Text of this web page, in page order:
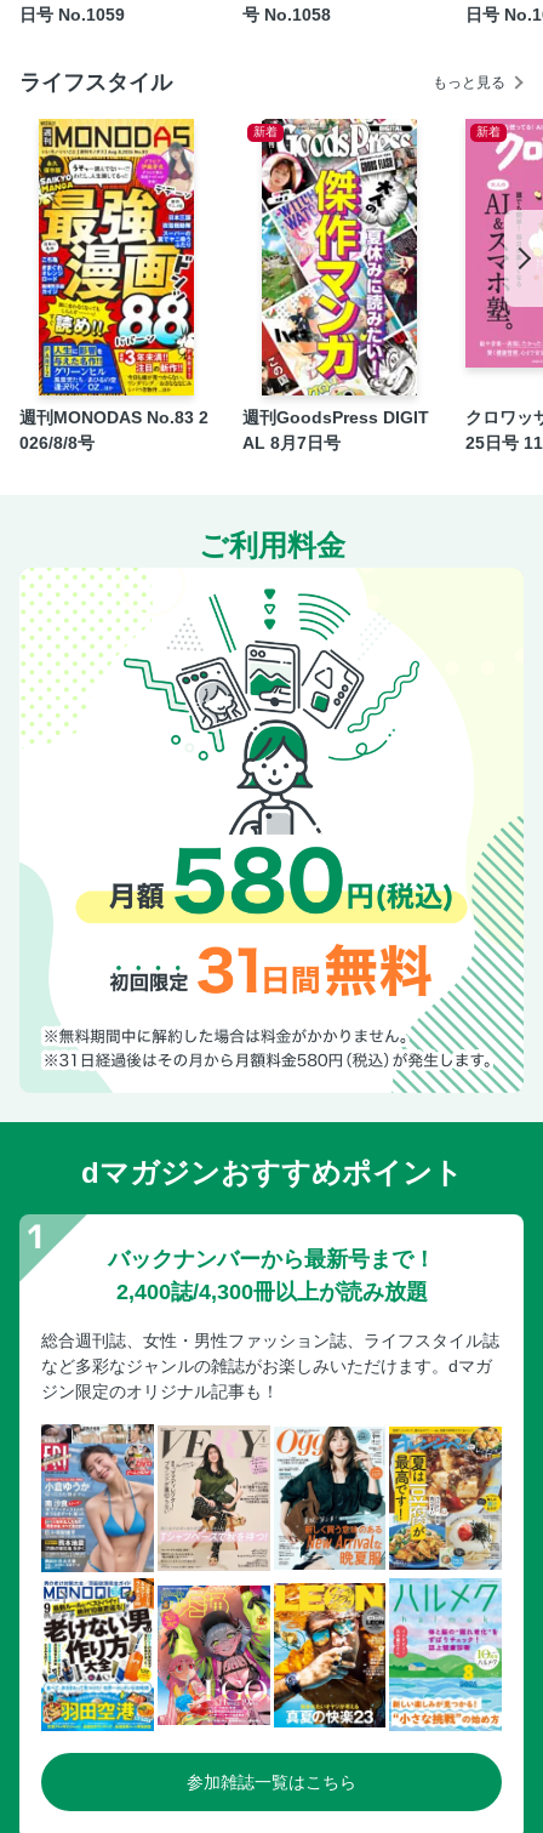
Book in Book MY IDOL SONG PLAYLIST 現役アイドルの
変わる、ファンダムという渦。
私が好きなロコドル。 奈良美智／掟ポルシェ
自社広 1
Brutus Best Bets 新製品情報 1
Brutus Best Bets 新製品情報 2
Brutus Best Bets 新製品情報 3
BRUTUS WATCH ACADEMY 52 モリッツ・グロスマン
Brutus Best Beauty センス抜群のホリデーギフト
BRUTUS BACK ISSUES／定期購読募集
BRUTUSPECTIVE 「ジミー大西」ほか
BRUT@STYLE 557 HIGH SCHOOL HEROES
日号 No.1059
号 No.1058
日号
ライフスタイル もっと見る
週刊MONODAS No.83 2
026/8/8号
新着
週刊GoodsPress DIGIT
AL 8月7日号
新着
クロワッ
25日号
ご利用料金
dマガジンおすすめポイント
バックナンバーから最新号まで！
2,400誌/4,300冊以上が読み放題
総合週刊誌、女性・男性ファッション誌、ライフスタイル誌
など多彩なジャンルの雑誌がお楽しみいただけます。dマガ
ジン限定のオリジナル記事も！
参加雑誌一覧はこちら